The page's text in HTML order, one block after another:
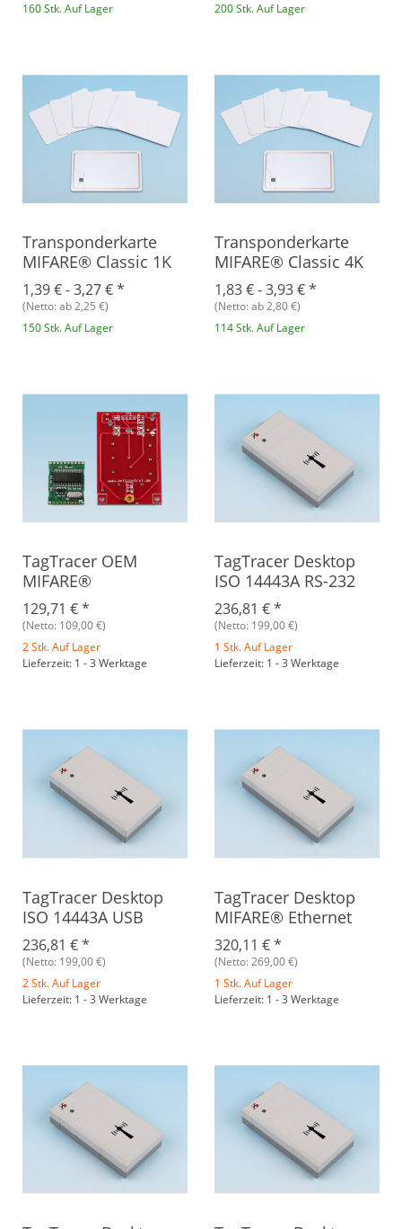
160 Stk. Auf Lager
200 Stk. Auf Lager
Transponderkarte
MIFARE® Classic 1K
1,39 € -3,27 €*
(Netto: ab 2,25 €)
150 Stk. Auf Lager
Transponderkarte
MIFARE® Classic 4K
1,83 € -3,93 €*
(Netto: ab 2,80 €)
114 Stk. Auf Lager
TagTracer OEM
MIFARE®
129,71 €*
(Netto: 109,00 €)
2 Stk. Auf Lager
Lieferzeit: 1 - 3 Werktage
TagTracer Desktop
ISO 14443A RS-232
236,81 €*
(Netto: 199,00 €)
1 Stk. Auf Lager
Lieferzeit: 1 - 3 Werktage
TagTracer Desktop
ISO 14443A USB
236,81 €*
(Netto: 199,00 €)
2 Stk. Auf Lager
Lieferzeit: 1 - 3 Werktage
TagTracer Desktop
MIFARE® Ethernet
320,11 €*
(Netto: 269,00 €)
1 Stk. Auf Lager
Lieferzeit: 1 - 3 Werktage